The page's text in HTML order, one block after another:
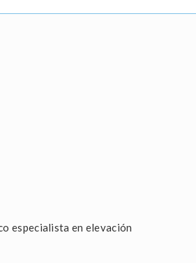
especialista en elevación